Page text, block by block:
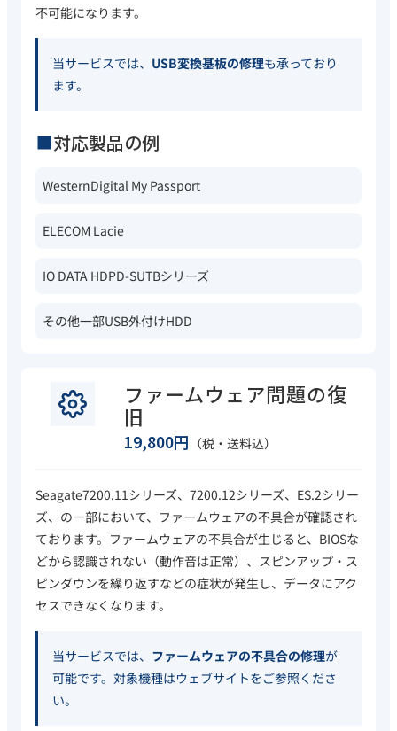
不可能になります。
当サービスでは、 USB変換基板の修理も承っており
ます。
対応製品の例
WesternDigital My Passport
ELECOM Lacie
IO DATA HDPD-SUTBシリーズ
その他一部USB外付けHDD
ファームウェア問題の復
旧
19,800円 （税・送料込）
Seagate7200.11シリーズ、7200.12シリーズ、ES.2シリー
ズ、の一部において、ファームウェアの不具合が確認され
ております。ファームウェアの不具合が生じると、BIOSな
どから認識されない（動作音は正常）、スピンアップ・ス
ピンダウンを繰り返すなどの症状が発生し、データにアク
セスできなくなります。
当サービスでは、 ファームウェアの不具合の修理が
可能です。対象機種はウェブサイトをご参照くださ
い。